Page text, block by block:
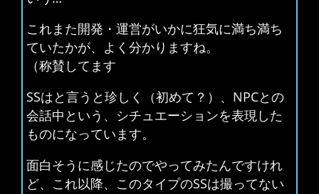
これまた開発・運営がいかに狂気に満ち満ち
ていたかが、よく分かりますね。
（称賛してます
SSはと言うと珍しく（初めて？）、NPCとの
会話中という、シチュエーションを表現した
ものになっています。
面白そうに感じたのでやってみたんですけれ
ど、これ以降、このタイプのSSは撮ってない